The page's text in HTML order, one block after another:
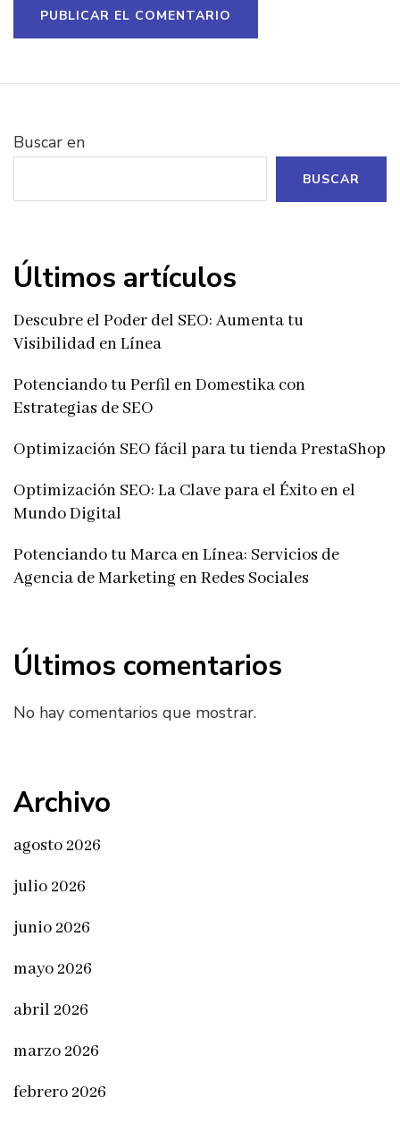
Buscar en
BUSCAR
Últimos artículos
Descubre el Poder del SEO: Aumenta tu
Visibilidad en Línea
Potenciando tu Perfil en Domestika con
Estrategias de SEO
Optimización SEO fácil para tu tienda PrestaShop
Optimización SEO: La Clave para el Éxito en el
Mundo Digital
Potenciando tu Marca en Línea: Servicios de
Agencia de Marketing en Redes Sociales
Últimos comentarios
No hay comentarios que mostrar.
Archivo
agosto 2026
julio 2026
junio 2026
mayo 2026
abril 2026
marzo 2026
febrero 2026